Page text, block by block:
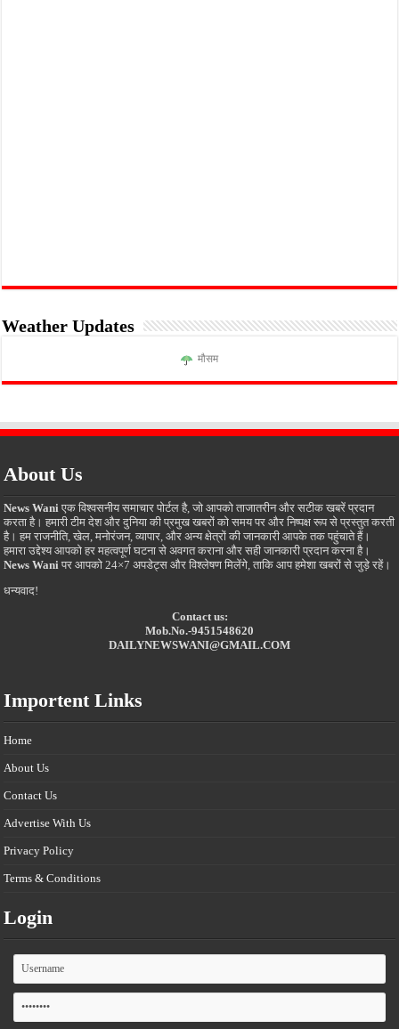
Weather Updates
मौसम
About Us
News Wani एक विश्वसनीय समाचार पोर्टल है, जो आपको ताजातरीन और सटीक खबरें प्रदान
करता है। हमारी टीम देश और दुनिया की प्रमुख खबरों को समय पर और निष्पक्ष रूप से प्रस्तुत करती
है। हम राजनीति, खेल, मनोरंजन, व्यापार, और अन्य क्षेत्रों की जानकारी आपके तक पहुंचाते हैं।
हमारा उद्देश्य आपको हर महत्वपूर्ण घटना से अवगत कराना और सही जानकारी प्रदान करना है।
News Wani पर आपको 24×7 अपडेट्स और विश्लेषण मिलेंगे, ताकि आप हमेशा खबरों से जुड़े रहें।
धन्यवाद!
Contact us:
Mob.No.-9451548620
DAILYNEWSWANI@GMAIL.COM
Importent Links
Home
About Us
Contact Us
Advertise With Us
Privacy Policy
Terms & Conditions
Login